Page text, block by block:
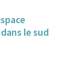
le sud